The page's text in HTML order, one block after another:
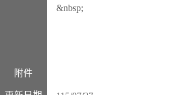
&nbsp;
附件